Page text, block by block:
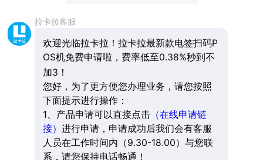
拉卡拉客服
欢迎光临拉卡拉！拉卡拉最新款电签扫码P
OS机免费申请啦，费率低至0.38%秒到不
加3！
您好，为了更方便您办理业务，请您按照
下面提示进行操作：
1、产品申请可以直接点击（在线申请链
接） 进行申请，申请成功后我们会有客服
人员在工作时间内（9.30-18.00）与您联
系，请您保持电话畅通！